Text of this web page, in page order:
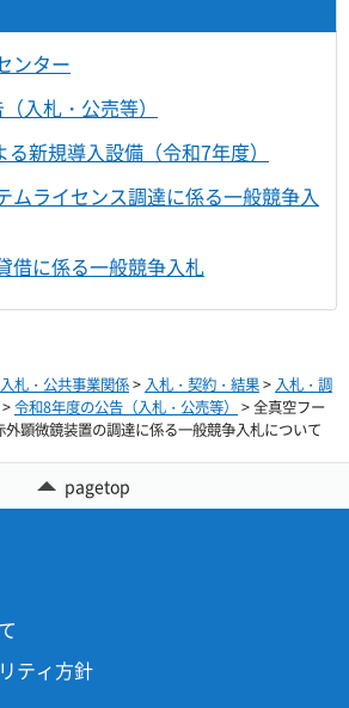
ンター
入札・公売等）
新規導入設備（令和7年度）
ムライセンス調達に係る一般競争入
借に係る一般競争入札
入札・公共事業関係> 入札・契約・結果> 入札・調
>令和8年度の公告（入札・公売等）
> 全真空フー
顕微鏡装置の調達に係る一般競争入札について
pagetop
ティ方針